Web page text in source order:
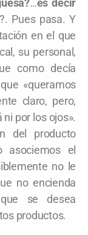
Pues pasa. Y
en el que
su personal,
como decía
«queramos
claro, pero,
por los ojos».
del producto
asociemos el
no le
no encienda
se desea
productos.